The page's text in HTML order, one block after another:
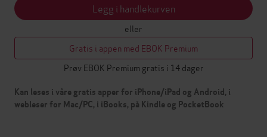
Legg i handlekurven
eller
Gratis i appen med EBOK Premium
Prøv EBOK Premium gratis i 14 dager
Kan leses i våre gratis apper for iPhone/iPad og Android, i
webleser for Mac/PC, i iBooks, på Kindle og PocketBook